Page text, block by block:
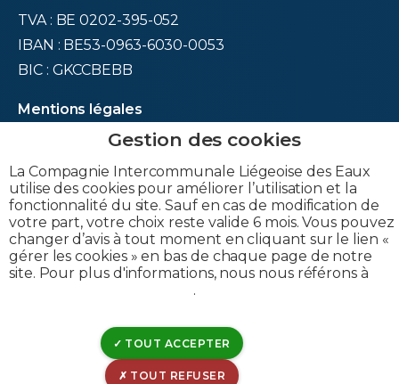
TVA : BE 0202-395-052
IBAN : BE53-0963-6030-0053
BIC : GKCCBEBB
Mentions légales
Déclaration de confidentialité
Déclaration de cookies
Gérer les cookies
Gestion de matomo
La Compagnie Intercommunale Liégeoise des Eaux
utilise des cookies pour améliorer l’utilisation et la
fonctionnalité du site. Sauf en cas de modification de
votre part, votre choix reste valide 6 mois. Vous pouvez
changer d’avis à tout moment en cliquant sur le lien «
gérer les cookies » en bas de chaque page de notre
site. Pour plus d'informations, nous nous référons à
.
TOUT ACCEPTER
TOUT REFUSER